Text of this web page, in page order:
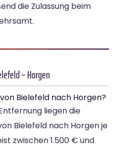
die Zulassung beim
– Horgen
Bielefeld nach Horgen?
liegen die
Bielefeld nach Horgen je
zwischen 1.500 € und